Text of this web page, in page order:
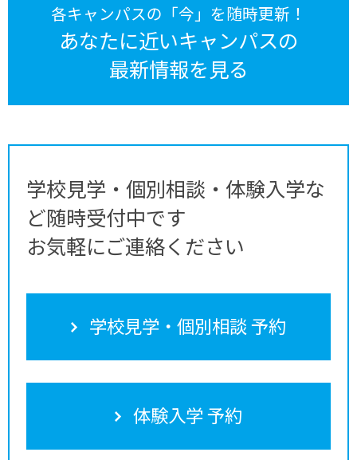
各キャンパスの「今」を随時更新！
あなたに近いキャンパスの
最新情報を見る
学校見学・個別相談・体験入学な
ど随時受付中です
お気軽にご連絡ください
学校見学・個別相談 予約
体験入学 予約